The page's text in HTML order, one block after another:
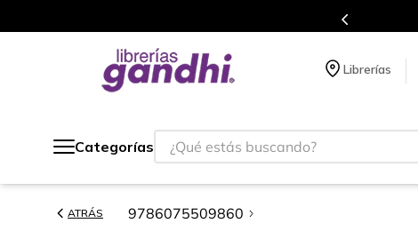
Librerías
Categorías
¿Qué estás buscando?
ATRÁS 9786075509860